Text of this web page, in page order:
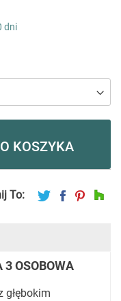
dni
KOSZYKA
To:
3 OSOBOWA
głębokim